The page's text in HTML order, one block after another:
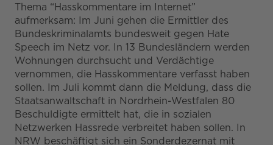
Thema “Hasskommentare im Internet”
aufmerksam: Im Juni gehen die Ermittler des
Bundeskriminalamts bundesweit gegen Hate
Speech im Netz vor. In 13 Bundesländern werden
Wohnungen durchsucht und Verdächtige
vernommen, die Hasskommentare verfasst haben
sollen. Im Juli kommt dann die Meldung, dass die
Staatsanwaltschaft in Nordrhein-Westfalen 80
Beschuldigte ermittelt hat, die in sozialen
Netzwerken Hassrede verbreitet haben sollen. In
NRW beschäftigt sich ein Sonderdezernat mit